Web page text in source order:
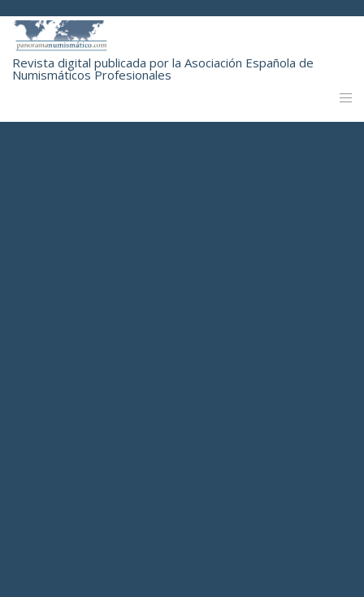
Revista digital publicada por la Asociación Española de
Numismáticos Profesionales